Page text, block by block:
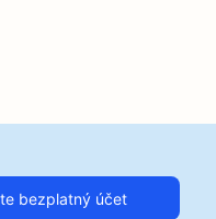
bezplatný účet